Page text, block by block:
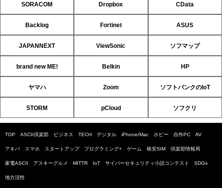
SORACOM Dropbox CData
Backlog Fortinet ASUS
JAPANNEXT ViewSonic ソフマップ
brand new ME! Belkin HP
ヤマハ Zoom ソフトバンクのIoT
STORM pCloud ソフクリ
TOP ASCII倶楽部 ビジネス TECH デジタル iPhone/Mac ホビー 自作PC AV
アキバ スマホ スタートアップ プログラミング+ ゲーム 格安SIM 倶楽部情報局
家電ASCII アスキーグルメ MITTR IoT サイバーセキュリティ小説コンテスト SDGs
地方活性